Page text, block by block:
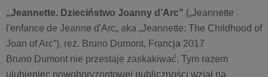
„Jeannette. Dzieciństwo Joanny d’Arc” („Jeannette
l'enfance de Jeanne d'Arc„ aka „Jeannette: The Childhood of
Joan of Arc”), reż. Bruno Dumont, Francja 2017
Bruno Dumont nie przestaje zaskakiwać. Tym razem
ulubieniec nowohoryzontowej publiczności wziął na